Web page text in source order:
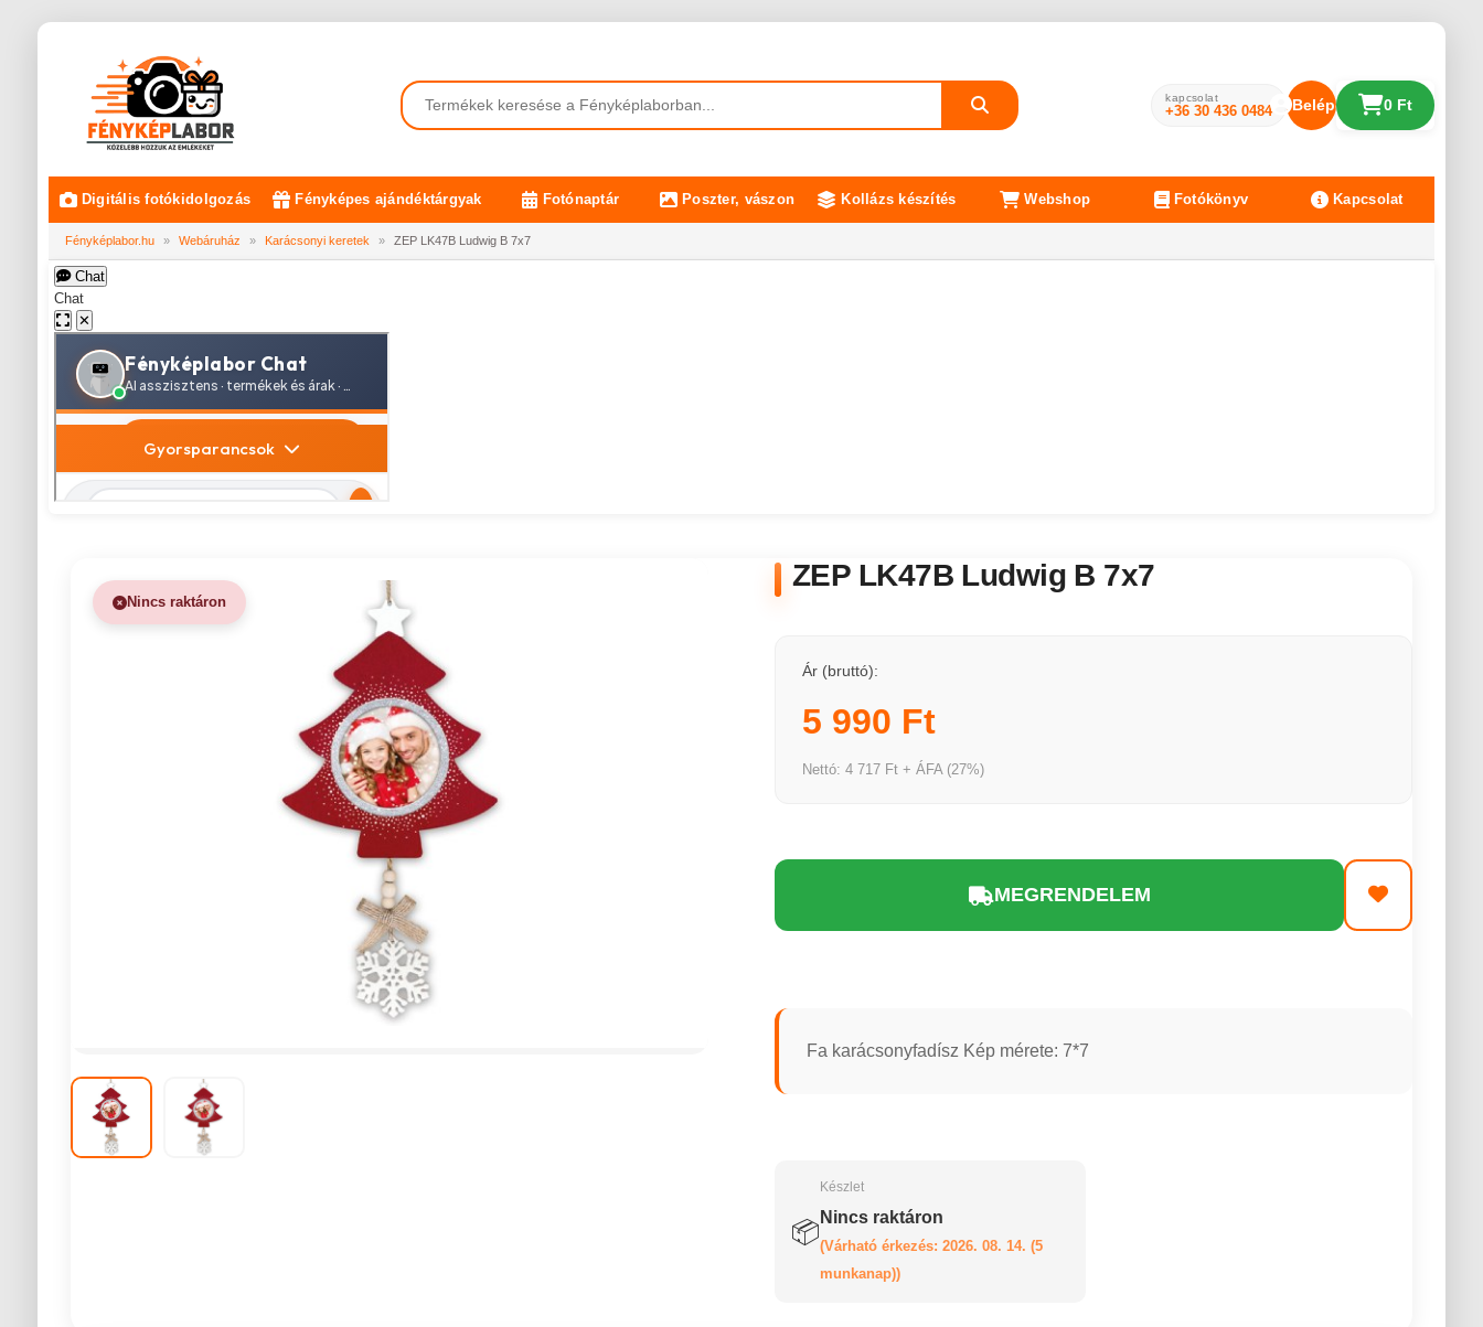
kapcsolat
+36 30 436 0484 Belépés 0 Ft
Digitális fotókidolgozás Fényképes ajándéktárgyak Fotónaptár Poszter, vászon Kollázs készítés Webshop Fotókönyv Kapcsolat
Fényképlabor.hu » Webáruház » Karácsonyi keretek » ZEP LK47B Ludwig B 7x7
Chat
Chat
✕
Nincs raktáron
ZEP LK47B Ludwig B 7x7
Ár (bruttó):
5 990 Ft
Nettó: 4 717 Ft + ÁFA (27%)
MEGRENDELEM
Fa karácsonyfadísz Kép mérete: 7*7
📦
Készlet
Nincs raktáron
(Várható érkezés: 2026. 08. 14. (5
munkanap))